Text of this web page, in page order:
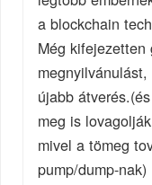
a blockchain
Még kifejezetten
újabb
meg is
mivel a tömeg
pump/dump-nak)